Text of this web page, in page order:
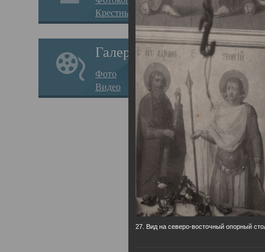
Крестные ходы
Галерея
Фото
Видео
27. Вид на северо-восточный опорный